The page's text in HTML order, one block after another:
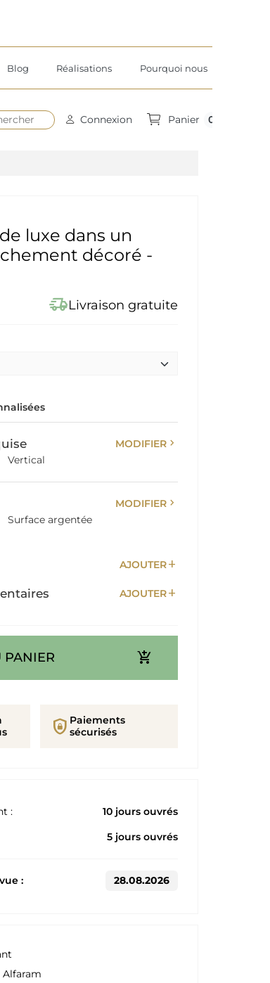
Blog Réalisations Pourquoi nous
Connexion Panier 0
luxe dans un
décoré -
delivery_truck_speedLivraison gratuite
MODIFIER chevron_right
Vertical
MODIFIER chevron_right
Surface argentée
AJOUTERadd
AJOUTERadd
PANIER add_shopping_cart
shield_lock Paiements
sécurisés
: 10 jours ouvrés
5 jours ouvrés
: 28.08.2026
Alfaram